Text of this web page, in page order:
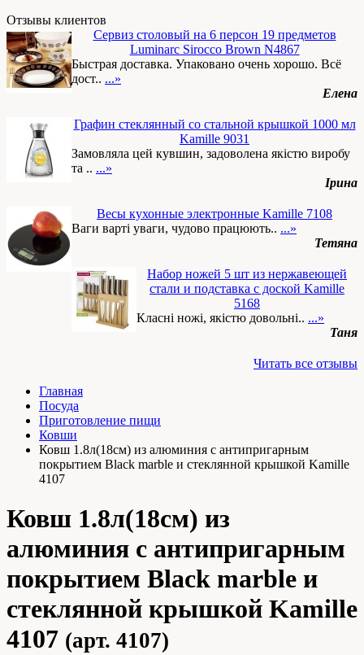
Отзывы клиентов
Сервиз столовый на 6 персон 19 предметов
Luminarc Sirocco Brown N4867
Быстрая доставка. Упаковано очень хорошо. Всё
дост.. ...»
Елена
Графин стеклянный со стальной крышкой 1000 мл
Kamille 9031
Замовляла цей кувшин, задоволена якістю виробу
та .. ...»
Ірина
Весы кухонные электронные Kamille 7108
Ваги варті уваги, чудово працюють.. ...»
Тетяна
Набор ножей 5 шт из нержавеющей
стали и подставка с доской Kamille
5168
Класні ножі, якістю довольні.. ...»
Таня
Читать все отзывы
Главная
Посуда
Приготовление пищи
Ковши
Ковш 1.8л(18см) из алюминия с антипригарным
покрытием Black marble и стеклянной крышкой Kamille
4107
Ковш 1.8л(18см) из
алюминия с антипригарным
покрытием Black marble и
стеклянной крышкой Kamille
4107 (арт. 4107)